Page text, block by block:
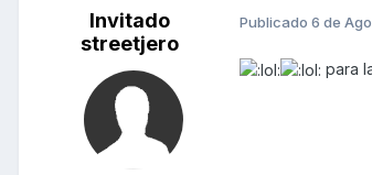
Invitado
streetjero
Publicado 6 de
para